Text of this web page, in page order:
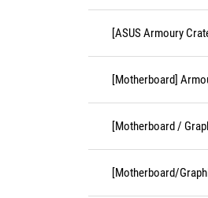
[ASUS Armoury
[Motherboard]
[Motherboard /
[Motherboard/